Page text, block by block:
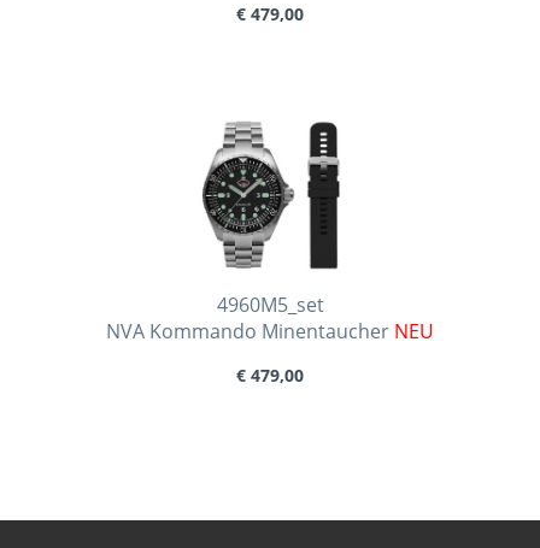
€ 479,00
4960M5_set
NVA Kommando Minentaucher NEU
€ 479,00